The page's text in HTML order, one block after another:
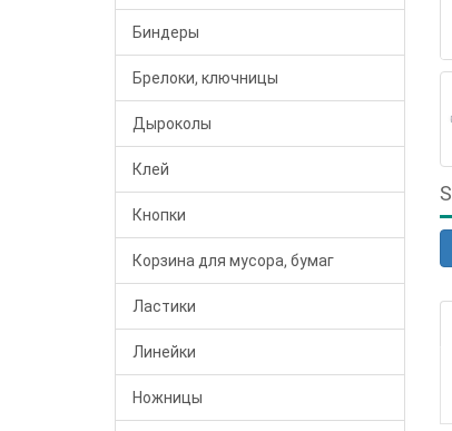
Биндеры
Брелоки, ключницы
Дыроколы
Клей
Кнопки
Корзина для мусора, бумаг
Ластики
Линейки
Ножницы